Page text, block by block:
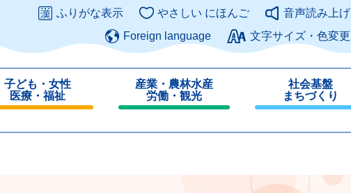
このページの本文へ
ふりがな表示 やさしい にほんご
音声読み上げ
Foreign language
文字サイズ・色変更
子ども・女性
医療・福祉
産業・農林水産
労働・観光
じ
社会基盤
まちづくり
じ